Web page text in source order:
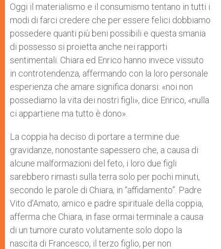
Oggi il materialismo e il consumismo tentano in tutti i
modi di farci credere che per essere felici dobbiamo
possedere quanti più beni possibili e questa smania
di possesso si proietta anche nei rapporti
sentimentali. Chiara ed Enrico hanno invece vissuto
in controtendenza, affermando con la loro personale
esperienza che amare significa donarsi: «noi non
possediamo la vita dei nostri figli», dice Enrico, «nulla
ci appartiene ma tutto è dono».
La coppia ha deciso di portare a termine due
gravidanze, nonostante sapessero che, a causa di
alcune malformazioni del feto, i loro due figli
sarebbero rimasti sulla terra solo per pochi minuti,
secondo le parole di Chiara, in “affidamento”. Padre
Vito d’Amato, amico e padre spirituale della coppia,
afferma che Chiara, in fase ormai terminale a causa
di un tumore curato volutamente solo dopo la
nascita di Francesco, il terzo figlio, per non